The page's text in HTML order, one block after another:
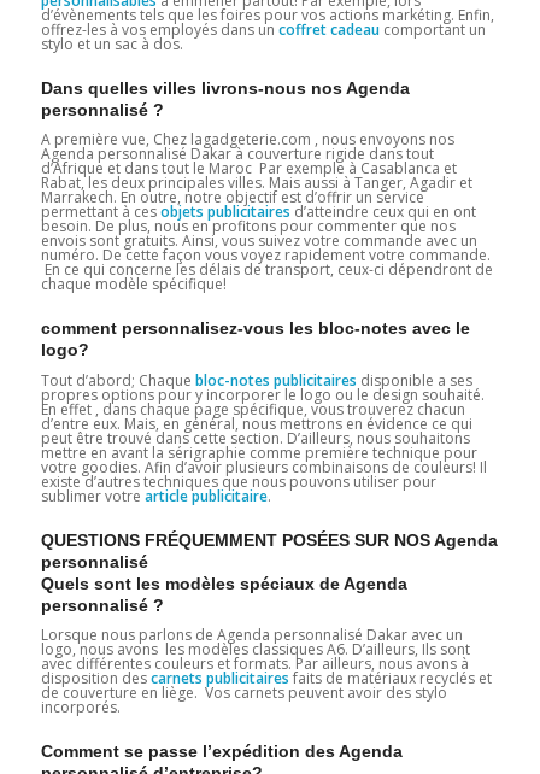
d’évènements tels que les foires pour vos actions markéting. Enfin,
offrez-les à vos employés dans un coffret cadeau comportant un
stylo et un sac à dos.
Dans quelles villes livrons-nous nos Agenda
personnalisé ?
A première vue, Chez lagadgeterie.com , nous envoyons nos
Agenda personnalisé Dakar à couverture rigide dans tout
d’Afrique et dans tout le Maroc Par exemple à Casablanca et
Rabat, les deux principales villes. Mais aussi à Tanger, Agadir et
Marrakech. En outre, notre objectif est d’offrir un service
permettant à cesobjets publicitaires d’atteindre ceux qui en ont
besoin. De plus, nous en profitons pour commenter que nos
envois sont gratuits. Ainsi, vous suivez votre commande avec un
numéro. De cette façon vous voyez rapidement votre commande.
En ce qui concerne les délais de transport, ceux-ci dépendront de
chaque modèle spécifique!
comment personnalisez-vous les bloc-notes avec le
logo?
Tout d’abord; Chaque bloc-notes publicitaires disponible a ses
propres options pour y incorporer le logo ou le design souhaité.
En effet , dans chaque page spécifique, vous trouverez chacun
d’entre eux. Mais, en général, nous mettrons en évidence ce qui
peut être trouvé dans cette section. D’ailleurs, nous souhaitons
mettre en avant la sérigraphie comme première technique pour
votre goodies. Afin d’avoir plusieurs combinaisons de couleurs! Il
existe d’autres techniques que nous pouvons utiliser pour
sublimer votre article publicitaire.
QUESTIONS FRÉQUEMMENT POSÉES SUR NOS Agenda
personnalisé
Quels sont les modèles spéciaux de Agenda
personnalisé ?
Lorsque nous parlons de Agenda personnalisé Dakar avec un
logo, nous avons les modèles classiques A6. D’ailleurs, Ils sont
avec différentes couleurs et formats. Par ailleurs, nous avons à
disposition descarnets publicitaires faits de matériaux recyclés et
de couverture en liège. Vos carnets peuvent avoir des stylo
incorporés.
Comment se passe l’expédition des Agenda